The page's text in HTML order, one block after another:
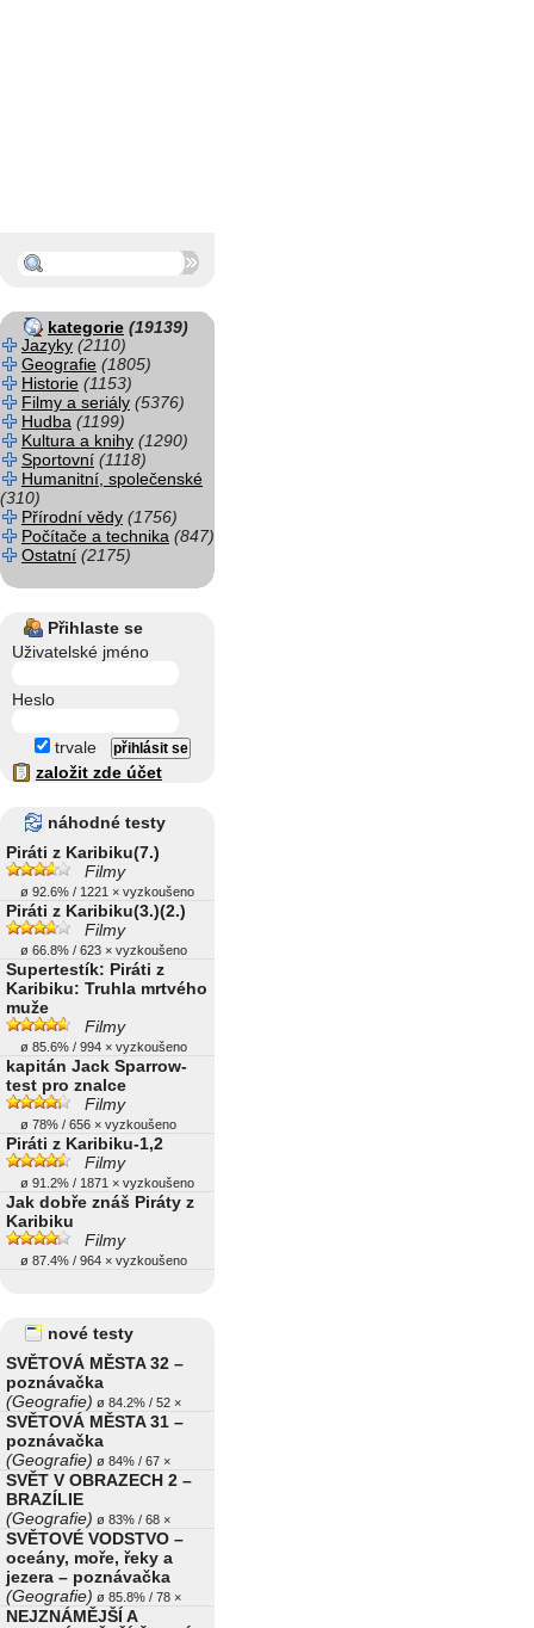
kategorie (19139)
Jazyky (2110)
Geografie (1805)
Historie (1153)
Filmy a seriály (5376)
Hudba (1199)
Kultura a knihy (1290)
Sportovní (1118)
Humanitní, společenské
(310)
Přírodní vědy (1756)
Počítače a technika (847)
Ostatní (2175)
Přihlaste se
Uživatelské jméno
Heslo
trvale
založit zde účet
náhodné testy
Piráti z Karibiku(7.)
Filmy
ø 92.6% / 1221 × vyzkoušeno
Piráti z Karibiku(3.)(2.)
Filmy
ø 66.8% / 623 × vyzkoušeno
Supertestík: Piráti z
Karibiku: Truhla mrtvého
muže
Filmy
ø 85.6% / 994 × vyzkoušeno
kapitán Jack Sparrow-
test pro znalce
Filmy
ø 78% / 656 × vyzkoušeno
Piráti z Karibiku-1,2
Filmy
ø 91.2% / 1871 × vyzkoušeno
Jak dobře znáš Piráty z
Karibiku
Filmy
ø 87.4% / 964 × vyzkoušeno
nové testy
SVĚTOVÁ MĚSTA 32 –
poznávačka
(Geografie) ø 84.2% / 52 ×
SVĚTOVÁ MĚSTA 31 –
poznávačka
(Geografie) ø 84% / 67 ×
SVĚT V OBRAZECH 2 –
BRAZÍLIE
(Geografie) ø 83% / 68 ×
SVĚTOVÉ VODSTVO –
oceány, moře, řeky a
jezera – poznávačka
(Geografie) ø 85.8% / 78 ×
NEJZNÁMĚJŠÍ A